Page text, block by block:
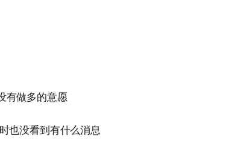
有做多的意愿
也没看到有什么消息